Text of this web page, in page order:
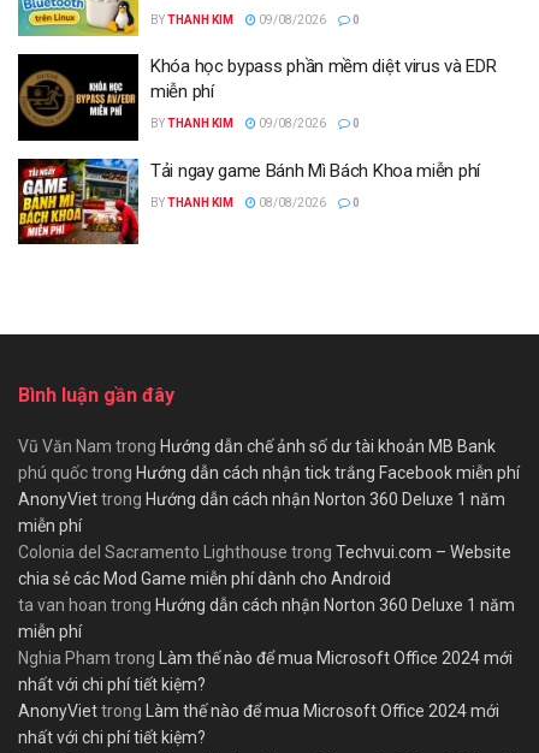
BYTHANH KIM 09/08/2026 0
Khóa học bypass phần mềm diệt virus và EDR
miễn phí
BYTHANH KIM 09/08/2026 0
Tải ngay game Bánh Mì Bách Khoa miễn phí
BYTHANH KIM 08/08/2026 0
Bình luận gần đây
Vũ Văn Nam trong Hướng dẫn chế ảnh số dư tài khoản MB Bank
phú quốctrong Hướng dẫn cách nhận tick trắng Facebook miễn phí
AnonyViettrong Hướng dẫn cách nhận Norton 360 Deluxe 1 năm
miễn phí
Colonia del Sacramento Lighthouse trong Techvui.com – Website
chia sẻ các Mod Game miễn phí dành cho Android
ta van hoan trong Hướng dẫn cách nhận Norton 360 Deluxe 1 năm
miễn phí
Nghia Pham trong Làm thế nào để mua Microsoft Office 2024 mới
nhất với chi phí tiết kiệm?
AnonyViettrong Làm thế nào để mua Microsoft Office 2024 mới
nhất với chi phí tiết kiệm?